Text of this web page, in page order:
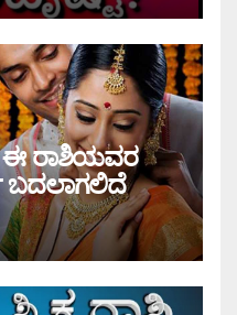
ರಾಶಿಯವರ
ಬದಲಾಗಲಿದೆ